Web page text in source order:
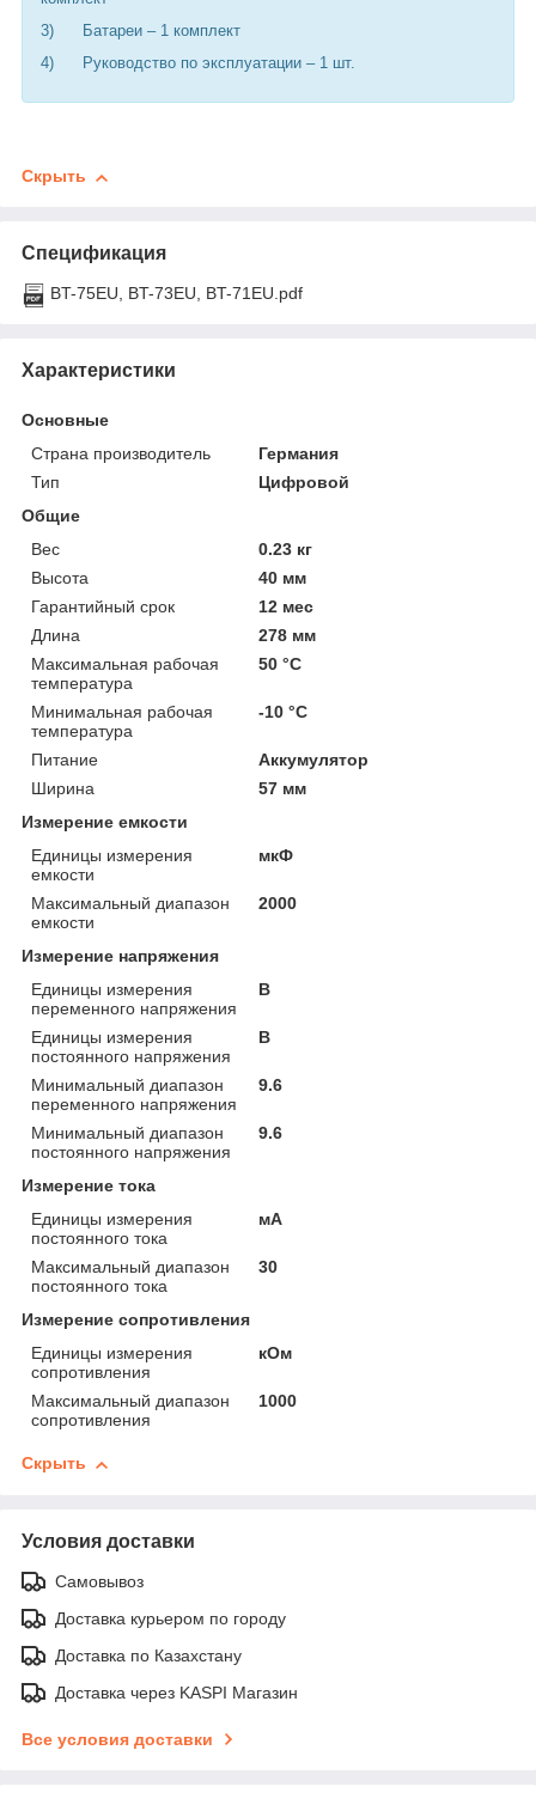
3) Батареи – 1 комплект
4) Руководство по эксплуатации – 1 шт.
Скрыть
Спецификация
BT-75EU, BT-73EU, BT-71EU.pdf
Характеристики
Основные
Страна производитель
Германия
Тип
Цифровой
Общие
Вес
0.23 кг
Высота
40 мм
Гарантийный срок
12 мес
Длина
278 мм
Максимальная рабочая
температура
50 °С
Минимальная рабочая
температура
-10 °С
Питание
Аккумулятор
Ширина
57 мм
Измерение емкости
Единицы измерения
емкости
мкФ
Максимальный диапазон
емкости
2000
Измерение напряжения
Единицы измерения
переменного напряжения
В
Единицы измерения
постоянного напряжения
В
Минимальный диапазон
переменного напряжения
9.6
Минимальный диапазон
постоянного напряжения
9.6
Измерение тока
Единицы измерения
постоянного тока
мА
Максимальный диапазон
постоянного тока
30
Измерение сопротивления
Единицы измерения
сопротивления
кОм
Максимальный диапазон
сопротивления
1000
Скрыть
Условия доставки
Самовывоз
Доставка курьером по городу
Доставка по Казахстану
Доставка через KASPI Магазин
Все условия доставки